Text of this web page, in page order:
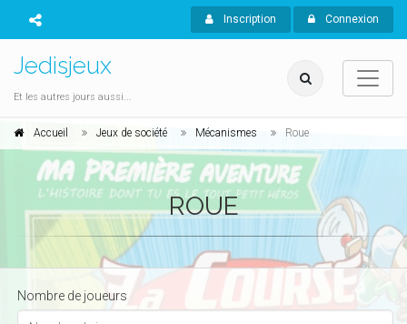
Inscription Connexion
Jedisjeux
Et les autres jours aussi...
Accueil Jeux de société Mécanismes Roue
ROUE
Nombre de joueurs